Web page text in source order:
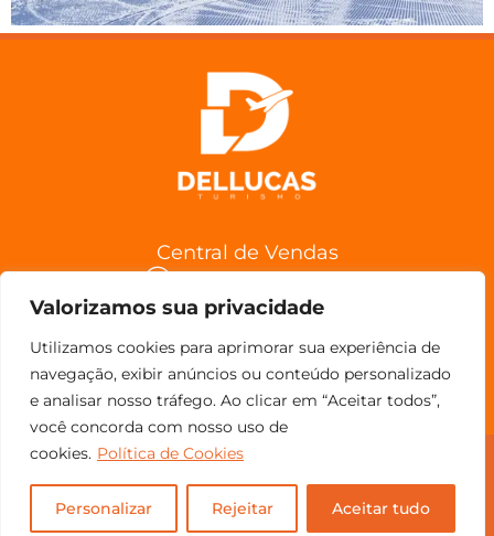
Valorizamos sua privacidade
Utilizamos cookies para aprimorar sua experiência de
navegação, exibir anúncios ou conteúdo personalizado
e analisar nosso tráfego. Ao clicar em “Aceitar todos”,
você concorda com nosso uso de
cookies. Política de Cookies
Personalizar Rejeitar Aceitar tudo
Central de Vendas
Confira a Política de Cancelamentos
© Copyright 2023 - Todos os direitos reservados.